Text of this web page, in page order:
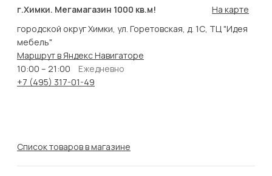
г.Химки. Мегамагазин 1000 кв.м!
На карте
городской округ Химки, ул. Горетовская, д. 1С, ТЦ "Идея
мебель"
Маршрут в Яндекс Навигаторе
10:00 – 21:00
Ежедневно
+7 (495) 317-01-49
Список товаров в магазине